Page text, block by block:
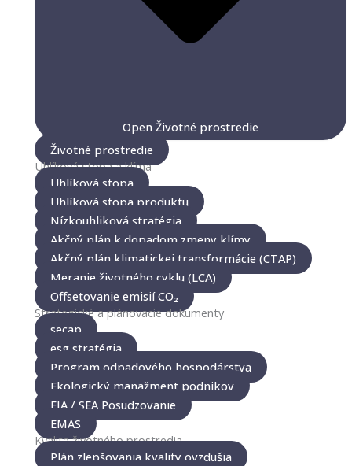
Open Životné prostredie
Životné prostredie
Uhlíková stopa a klíma
Uhlíková stopa
Uhlíková stopa produktu
Nízkouhliková stratégia
Akčný plán k dopadom zmeny klímy
Akčný plán klimatickej transformácie (CTAP)
Meranie životného cyklu (LCA)
Offsetovanie emisií CO₂
Strategické a plánovacie dokumenty
secap
esg stratégia
Program odpadového hospodárstva
Ekologický manažment podnikov
EIA / SEA Posudzovanie
EMAS
Kvalita životného prostredia
Plán zlepšovania kvality ovzdušia